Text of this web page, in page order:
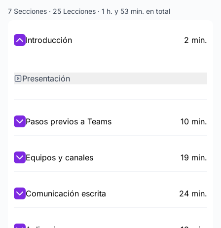
7 Secciones · 25 Lecciones · 1 h. y 53 min. en total
Introducción 2 min.
Presentación
Pasos previos a Teams 10 min.
Equipos y canales 19 min.
Comunicación escrita 24 min.